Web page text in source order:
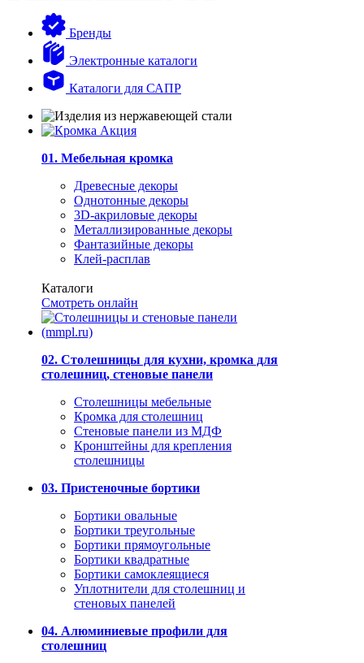
Бренды
Электронные каталоги
Каталоги для САПР
01. Мебельная кромка
Древесные декоры
Однотонные декоры
3D-акриловые декоры
Металлизированные декоры
Фантазийные декоры
Клей-расплав
Каталоги
Смотреть онлайн
02. Столешницы для кухни, кромка для
столешниц, стеновые панели
Столешницы мебельные
Кромка для столешниц
Стеновые панели из МДФ
Кронштейны для крепления
столешницы
03. Пристеночные бортики
Бортики овальные
Бортики треугольные
Бортики прямоугольные
Бортики квадратные
Бортики самоклеящиеся
Уплотнители для столешниц и
стеновых панелей
04. Алюминиевые профили для
столешниц